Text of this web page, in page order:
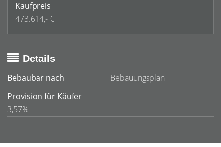
Kaufpreis
473.614,- €
Details
Bebaubar nach
Bebauungsplan
Provision für Käufer
3,57%